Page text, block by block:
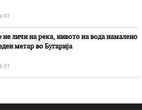
не личи на река, нивото на вода намалено
метар во Бугарија